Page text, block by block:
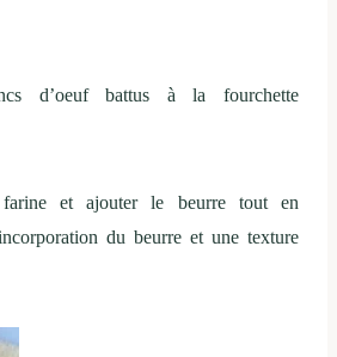
d’oeuf battus à la fourchette
et ajouter le beurre tout en
du beurre et une texture